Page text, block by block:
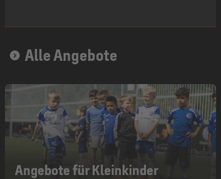
Alle Angebote
Angebote für Kleinkinder